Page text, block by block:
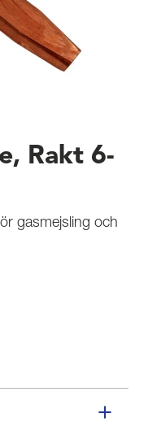
Rakt 6-
gasmejsling och